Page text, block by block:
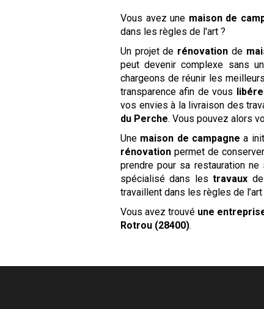
Vous avez une maison de
dans les règles de l'art ?
Un projet de rénovation de
peut devenir complexe sans
chargeons de réunir les meilleurs
transparence afin de vous
vos envies à la livraison des
du Perche. Vous pouvez alors
Une maison de campagne a
rénovation permet de
prendre pour sa restauration
spécialisé dans lestravaux
travaillent dans les règles de
Vous avez trouvé une
Rotrou (28400).